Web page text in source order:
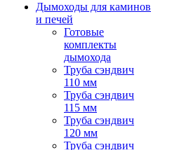
Дымоходы для каминов
и печей
Готовые
комплекты
дымохода
Труба сэндвич
110 мм
Труба сэндвич
115 мм
Труба сэндвич
120 мм
Труба сэндвич